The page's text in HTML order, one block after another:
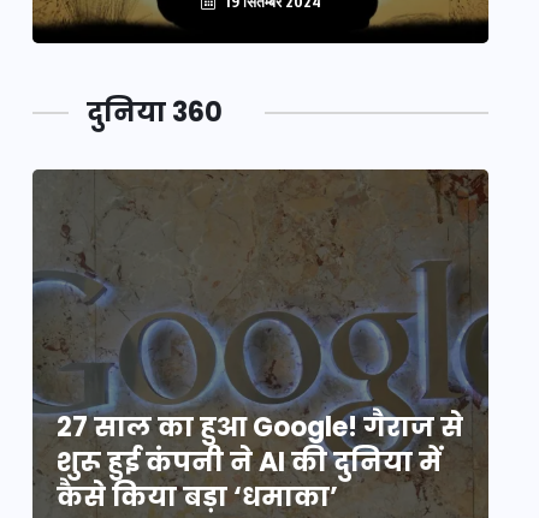
दुनिया 360
27 साल का हुआ Google! गैराज से
शुरू हुई कंपनी ने AI की दुनिया में
कैसे किया बड़ा ‘धमाका’